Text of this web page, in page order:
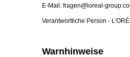
E-Mail: fragen@loreal-
Verantwortliche Person -
Warnhinweise